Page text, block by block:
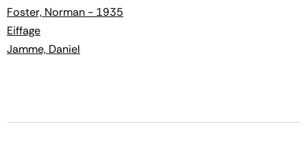
Foster, Norman - 1935
Eiffage
Jamme, Daniel